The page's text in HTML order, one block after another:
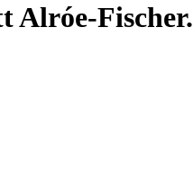
Alróe-